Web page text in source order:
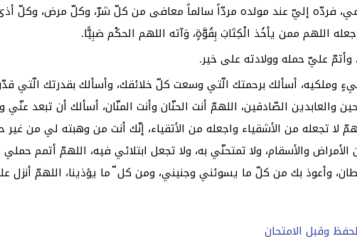
فردّه إليّ عند مولده مردّاً سالماً معافى من كلّ شرّ، وكلّ مرض، وكلّ أذى
اللهم ممن يأخُذ الْكِتَابَ بِقُوَّةٍ، وَآته اللهم الحكْم صَبِيًّا.
عليّ حمله وولادته على خير.
وملكيه، أسألك برحمتك الّتي وسعت كلّ خلائقك، وأسألك بقدرتك الّتي
والعابدين الصّادقين، اللهمّ أنت الحنّان وأنت المنّان، أسألك أن تبعد
لا تجعله من الأشقياء واجعله من الأتقياء، إنّك أنت من وهبته لي من
والأسقام، ولا تمتحنّي به، ولا تجعل ابتلائي فيه، اللهمّ أتمم
بك من كلّ ما يسوئني وجنيني، ومن كل ّ ما يؤذينا، اللهمّ أنزل
وقبل الامتحان